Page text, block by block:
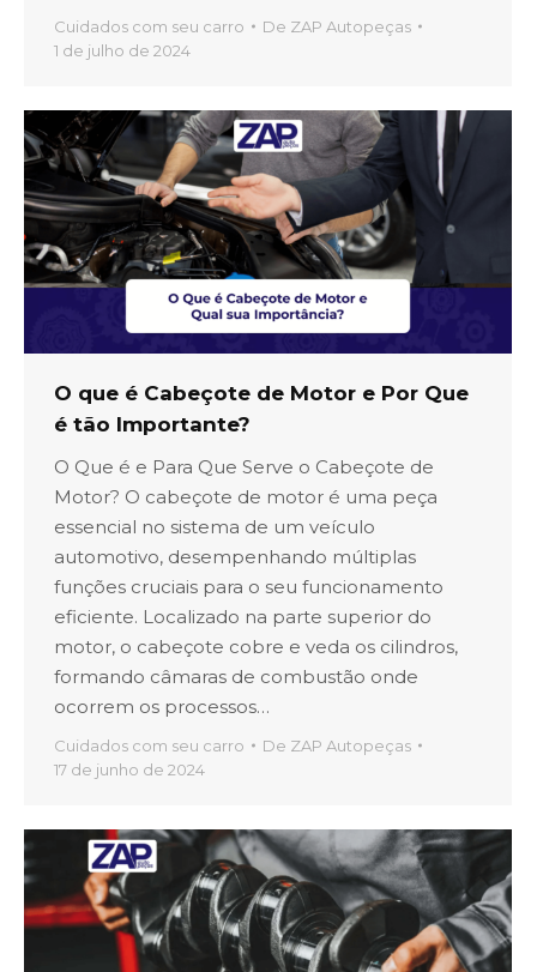
Cuidados com seu carro De ZAP Autopeças
1 de julho de 2024
O que é Cabeçote de Motor e Por Que
é tão Importante?
O Que é e Para Que Serve o Cabeçote de
Motor? O cabeçote de motor é uma peça
essencial no sistema de um veículo
automotivo, desempenhando múltiplas
funções cruciais para o seu funcionamento
eficiente. Localizado na parte superior do
motor, o cabeçote cobre e veda os cilindros,
formando câmaras de combustão onde
ocorrem os processos…
Cuidados com seu carro De ZAP Autopeças
17 de junho de 2024